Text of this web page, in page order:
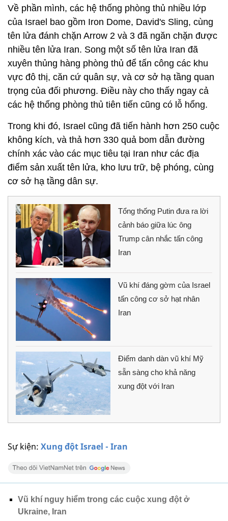
Sự kiện: Xung đột Israel - Iran
Về phần mình, các hệ thống phòng thủ nhiều lớp
của Israel bao gồm Iron Dome, David's Sling, cùng
tên lửa đánh chặn Arrow 2 và 3 đã ngăn chặn được
nhiều tên lửa Iran. Song một số tên lửa Iran đã
xuyên thủng hàng phòng thủ để tấn công các khu
vực đô thị, căn cứ quân sự, và cơ sở hạ tầng quan
trọng của đối phương. Điều này cho thấy ngay cả
các hệ thống phòng thủ tiên tiến cũng có lỗ hổng.
Trong khi đó, Israel cũng đã tiến hành hơn 250 cuộc
không kích, và thả hơn 330 quả bom dẫn đường
chính xác vào các mục tiêu tại Iran như các địa
điểm sản xuất tên lửa, kho lưu trữ, bệ phóng, cùng
cơ sở hạ tầng dân sự.
Tổng thống Putin đưa ra lời
cảnh báo giữa lúc ông
Trump cân nhắc tấn công
Iran
Vũ khí đáng gờm của Israel
tấn công cơ sở hạt nhân
Iran
Điểm danh dàn vũ khí Mỹ
sẵn sàng cho khả năng
xung đột với Iran
Vũ khí nguy hiểm trong các cuộc xung đột ở
Ukraine, Iran